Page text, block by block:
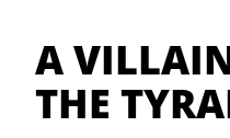
A
THE